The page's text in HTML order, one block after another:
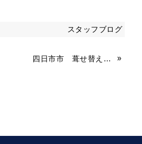
スタッフブログ
四日市市 葺せ替え工事 »